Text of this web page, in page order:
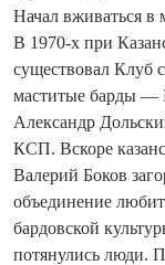
Начал вживаться в
В 1970-х при
существовал Клуб
маститые барды
Александр
КСП. Вскоре
Валерий Боков
объединение
бардовской
потянулись люди.